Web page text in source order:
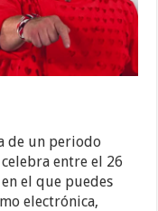
de un periodo
entre el 26
el que puedes
electrónica,